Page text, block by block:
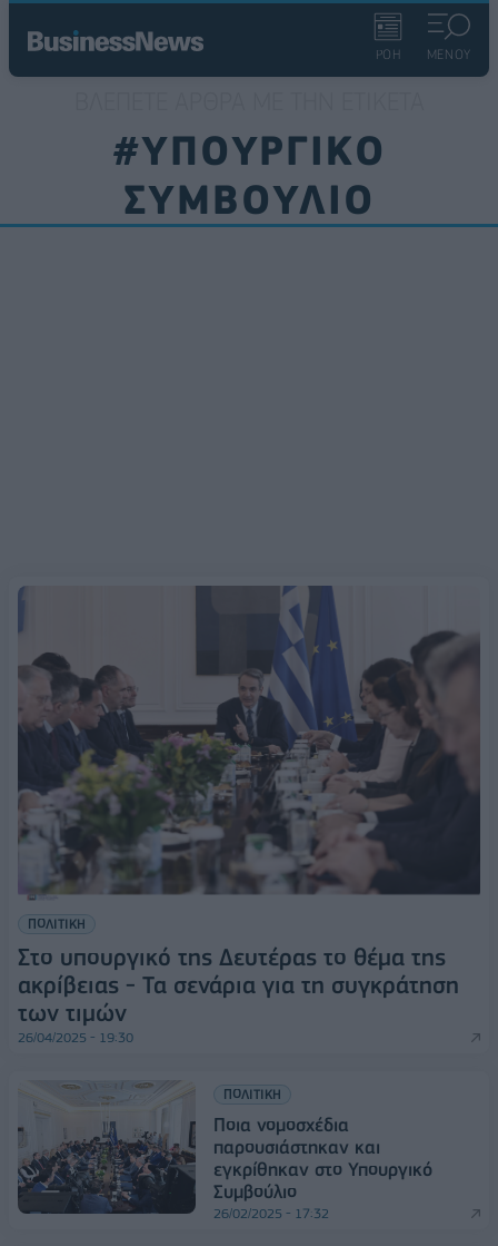
ΡΟΗ ΜΕΝΟΥ
#ΥΠΟΥΡΓΙΚΟ
ΣΥΜΒΟΥΛΙΟ
ΠΟΛΙΤΙΚΗ
Στο υπουργικό της Δευτέρας το θέμα της
ακρίβειας - Τα σενάρια για τη συγκράτηση
των τιμών
26/04/2025 - 19:30
ΠΟΛΙΤΙΚΗ
Ποια νομοσχέδια
παρουσιάστηκαν και
εγκρίθηκαν στο Υπουργικό
Συμβούλιο
26/02/2025 - 17:32